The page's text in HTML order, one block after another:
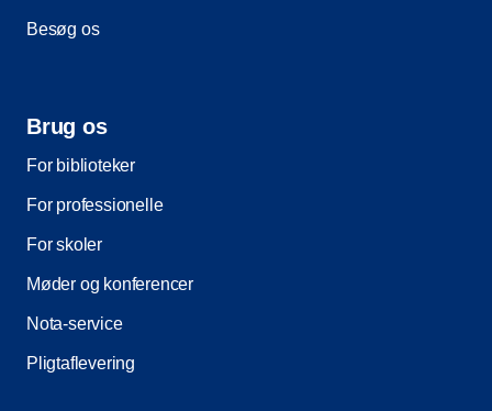
Besøg os
Brug os
For biblioteker
For professionelle
For skoler
Møder og konferencer
Nota-service
Pligtaflevering